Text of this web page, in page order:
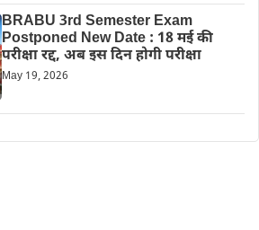
BRABU 3rd Semester Exam
Postponed New Date : 18 मई की
परीक्षा रद्द, अब इस दिन होगी परीक्षा
May 19, 2026